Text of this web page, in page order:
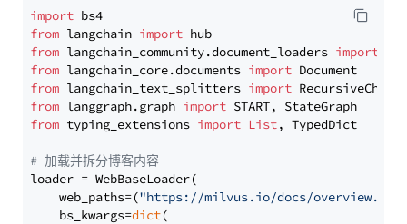
import
from langchain import
from langchain_community.document_loaders import
from langchain_core.documents import
from langchain_text_splitters import
from langgraph.graph import
from typing_extensions import List, TypedDict
# 加载并拆分博客内容
loader = WebBaseLoader(
    web_paths=(
"https://milvus.io/docs/overview.md"
    bs_kwargs=
dict(